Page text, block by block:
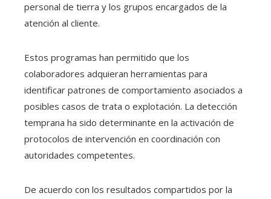
personal de tierra y los grupos encargados de la
atención al cliente.
Estos programas han permitido que los
colaboradores adquieran herramientas para
identificar patrones de comportamiento asociados a
posibles casos de trata o explotación. La detección
temprana ha sido determinante en la activación de
protocolos de intervención en coordinación con
autoridades competentes.
De acuerdo con los resultados compartidos por la